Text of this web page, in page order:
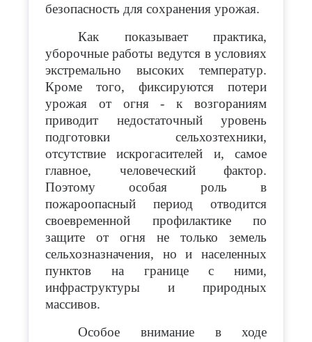
безопасность для сохранения урожая.
Как показывает практика,
уборочные работы ведутся в условиях
экстремально высоких температур.
Кроме того, фиксируются потери
урожая от огня - к возгораниям
приводит недостаточный уровень
подготовки сельхозтехники,
отсутствие искрогасителей и, самое
главное, человеческий фактор.
Поэтому особая роль в
пожароопасный период отводится
своевременной профилактике по
защите от огня не только земель
сельхозназначения, но и населенных
пунктов на границе с ними,
инфраструктуры и природных
массивов.
Особое внимание в ходе